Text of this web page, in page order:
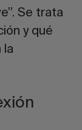
Se trata
y qué
la